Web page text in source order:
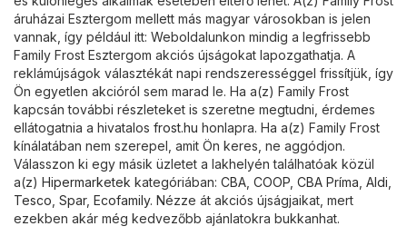
áruházai Esztergom mellett más magyar városokban is jelen
vannak, így például itt: Weboldalunkon mindig a legfrissebb
Family Frost Esztergom akciós újságokat lapozgathatja. A
reklámújságok választékát napi rendszerességgel frissítjük, így
Ön egyetlen akcióról sem marad le. Ha a(z) Family Frost
kapcsán további részleteket is szeretne megtudni, érdemes
ellátogatnia a hivatalos frost.hu honlapra. Ha a(z) Family Frost
kínálatában nem szerepel, amit Ön keres, ne aggódjon.
Válasszon ki egy másik üzletet a lakhelyén találhatóak közül
a(z) Hipermarketek kategóriában: CBA, COOP, CBA Príma, Aldi,
Tesco, Spar, Ecofamily. Nézze át akciós újságjaikat, mert
ezekben akár még kedvezőbb ajánlatokra bukkanhat.